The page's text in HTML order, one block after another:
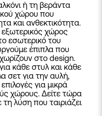
ή τη βεράντα
χώρου που
και ανθεκτικότητα.
εξωτερικός χώρος
εσωτερικό του
έπιπλα που
στο design.
κάθε στυλ και κάθε
σετ για την αυλή,
για μικρά
χώρους. Δείτε τώρα
λύση που ταιριάζει